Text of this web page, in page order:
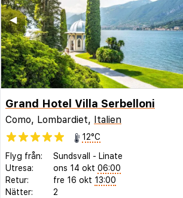
◀︎
Grand Hotel Villa Serbelloni
Como, Lombardiet, Italien
12°C
Flyg från:
Sundsvall - Linate
Utresa:
ons 14 okt 06:00
Retur:
fre 16 okt 13:00
Nätter:
2